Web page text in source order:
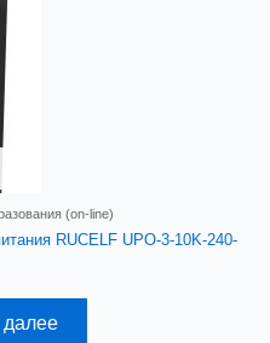
(on-line)
RUCELF UPO-3-10K-240-
далее